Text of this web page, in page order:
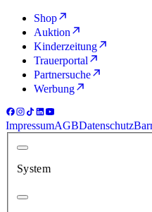
Shop
Auktion
Kinderzeitung
Trauerportal
Partnersuche
Werbung
ImpressumAGBDatenschutz
System